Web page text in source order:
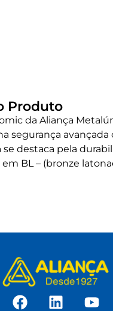
Produto
da Aliança
segurança
destaca pela
BL – (bronze